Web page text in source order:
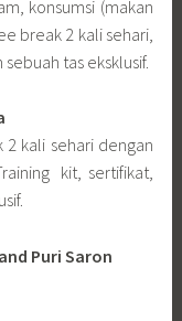
konsumsi (makan
break 2 kali sehari,
tas eksklusif.
kali sehari dengan
kit, sertifikat,
Puri Saron